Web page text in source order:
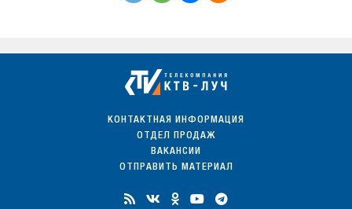
КОНТАКТНАЯ ИНФОРМАЦИЯ
ОТДЕЛ ПРОДАЖ
ВАКАНСИИ
ОТПРАВИТЬ МАТЕРИАЛ